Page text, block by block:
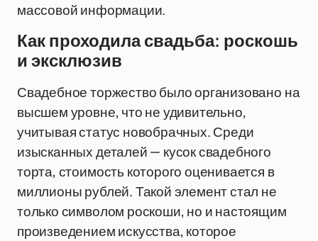
массовой информации.
Как проходила свадьба: роскошь
и эксклюзив
Свадебное торжество было организовано на
высшем уровне, что не удивительно,
учитывая статус новобрачных. Среди
изысканных деталей — кусок свадебного
торта, стоимость которого оценивается в
миллионы рублей. Такой элемент стал не
только символом роскоши, но и настоящим
произведением искусства, которое